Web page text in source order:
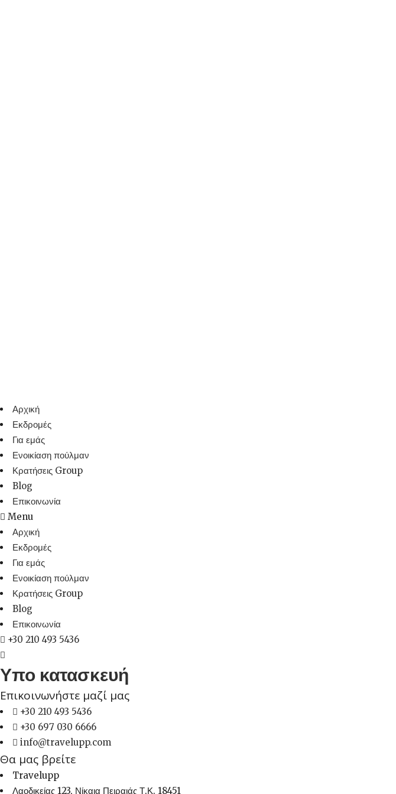
Αρχική
Εκδρομές
Για εμάς
Ενοικίαση πούλμαν
Κρατήσεις Group
Blog
Επικοινωνία
Menu
Αρχική
Εκδρομές
Για εμάς
Ενοικίαση πούλμαν
Κρατήσεις Group
Blog
Επικοινωνία
+30 210 493 5436
Υπο κατασκευή
Επικοινωνήστε μαζί μας
+30 210 493 5436
+30 697 030 6666
info@travelupp.com
Θα μας βρείτε
Travelupp
Λαοδικείας 123, Νίκαια Πειραιάς Τ.Κ. 18451